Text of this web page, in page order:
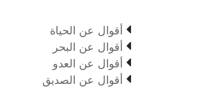
 أقوال عن الحياة
 أقوال عن البحر
 أقوال عن العدو
 أقوال عن الصديق